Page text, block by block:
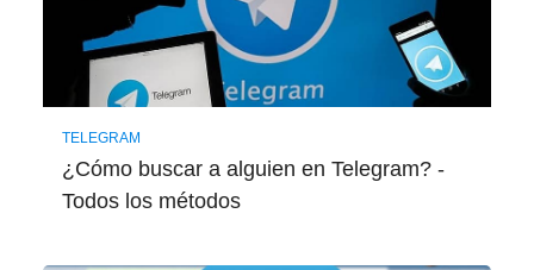
TELEGRAM
¿Cómo buscar a alguien en Telegram? -
Todos los métodos